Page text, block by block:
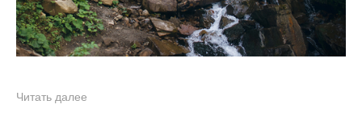
Читать далее